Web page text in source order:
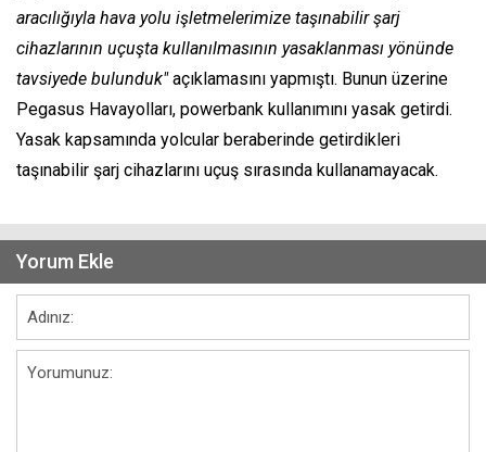
aracılığıyla hava yolu işletmelerimize taşınabilir şarj
cihazlarının uçuşta kullanılmasının yasaklanması yönünde
tavsiyede bulunduk"açıklamasını yapmıştı. Bunun üzerine
Pegasus Havayolları, powerbank kullanımını yasak getirdi.
Yasak kapsamında yolcular beraberinde getirdikleri
taşınabilir şarj cihazlarını uçuş sırasında kullanamayacak.
Yorum Ekle